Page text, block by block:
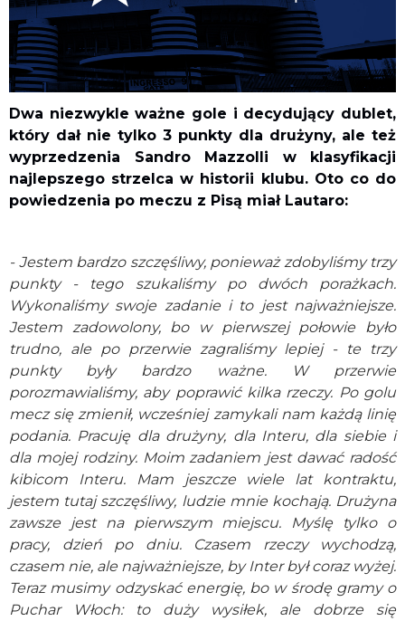
Dwa niezwykle ważne gole i decydujący dublet,
który dał nie tylko 3 punkty dla drużyny, ale też
wyprzedzenia Sandro Mazzolli w klasyfikacji
najlepszego strzelca w historii klubu. Oto co do
powiedzenia po meczu z Pisą miał Lautaro:
- Jestem bardzo szczęśliwy, ponieważ zdobyliśmy trzy
punkty - tego szukaliśmy po dwóch porażkach.
Wykonaliśmy swoje zadanie i to jest najważniejsze.
Jestem zadowolony, bo w pierwszej połowie było
trudno, ale po przerwie zagraliśmy lepiej - te trzy
punkty były bardzo ważne. W przerwie
porozmawialiśmy, aby poprawić kilka rzeczy. Po golu
mecz się zmienił, wcześniej zamykali nam każdą linię
podania. Pracuję dla drużyny, dla Interu, dla siebie i
dla mojej rodziny. Moim zadaniem jest dawać radość
kibicom Interu. Mam jeszcze wiele lat kontraktu,
jestem tutaj szczęśliwy, ludzie mnie kochają. Drużyna
zawsze jest na pierwszym miejscu. Myślę tylko o
pracy, dzień po dniu. Czasem rzeczy wychodzą,
czasem nie, ale najważniejsze, by Inter był coraz wyżej.
Teraz musimy odzyskać energię, bo w środę gramy o
Puchar Włoch: to duży wysiłek, ale dobrze się